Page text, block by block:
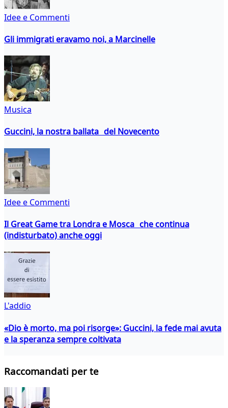
Idee e Commenti
Gli immigrati eravamo noi, a Marcinelle
Musica
Guccini, la nostra ballata del Novecento
Idee e Commenti
Il Great Game tra Londra e Mosca che continua
(indisturbato) anche oggi
L'addio
«Dio è morto, ma poi risorge»: Guccini, la fede mai avuta
e la speranza sempre coltivata
Raccomandati per te